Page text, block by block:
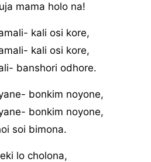
mama holo na!
kali osi kore,
kali osi kore,
banshori odhore.
bonkim noyone,
bonkim noyone,
soi bimona.
lo cholona,